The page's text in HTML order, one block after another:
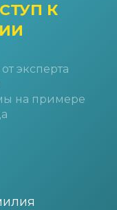
К
эксперта
на примере